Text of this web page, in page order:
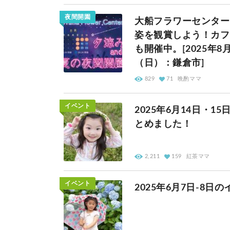
夜間開園
大船フラワーセンタ
姿を観賞しよう！カ
も開催中。[2025年8
（日）：鎌倉市]
829 71 晩酌ママ
イベント
2025年6月14日・15
とめました！
2,211 159 紅茶ママ
イベント
2025年6月7日-8日の